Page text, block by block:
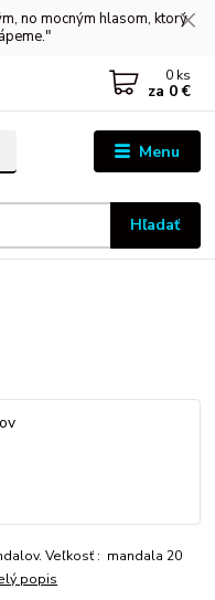
no mocným hlasom, ktorý
Menu
Hľadať
0 ks
za 0 €
Veľkosť : mandala 20
popis